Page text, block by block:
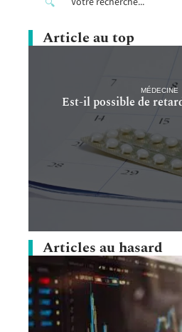
Article au top
MÉDECINE
Est-il possible de
Articles au hasard